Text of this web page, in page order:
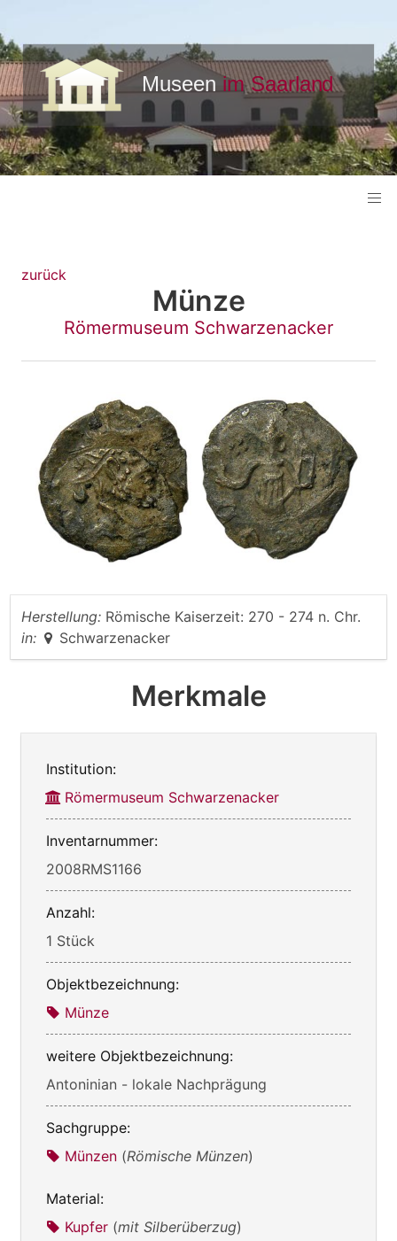
zurück
Münze
Römermuseum Schwarzenacker
Herstellung: Römische Kaiserzeit: 270 - 274 n. Chr.
in:
Schwarzenacker
Merkmale
Institution:
Römermuseum Schwarzenacker
Inventarnummer:
2008RMS1166
Anzahl:
1 Stück
Objektbezeichnung:
Münze
weitere Objektbezeichnung:
Antoninian - lokale Nachprägung
Sachgruppe:
Münzen (Römische Münzen)
Material:
Kupfer (mit Silberüberzug)